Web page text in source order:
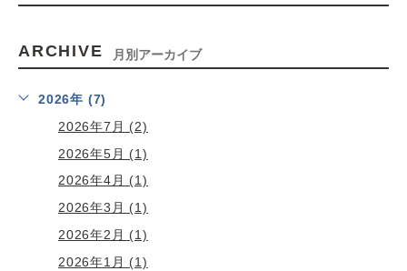
ARCHIVE 月別アーカイブ
2026年 (7)
2026年7月 (2)
2026年5月 (1)
2026年4月 (1)
2026年3月 (1)
2026年2月 (1)
2026年1月 (1)